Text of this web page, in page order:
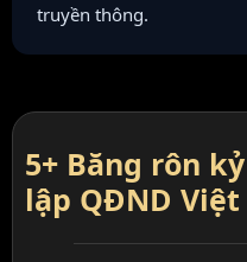
truyền thông.
5+ Băng rôn
lập QĐND